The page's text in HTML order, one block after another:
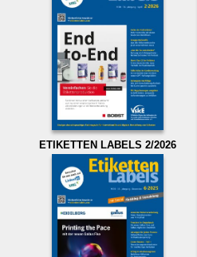
ETIKETTEN LABELS 2/2026